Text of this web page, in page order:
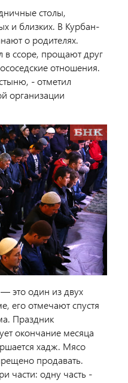
столы,
и близких. В Курбан-
о родителях.
ссоре, прощают друг
отношения.
- отметил
организации
это один из двух
его отмечают спустя
Праздник
окончание месяца
хадж. Мясо
продавать.
части: одну часть -